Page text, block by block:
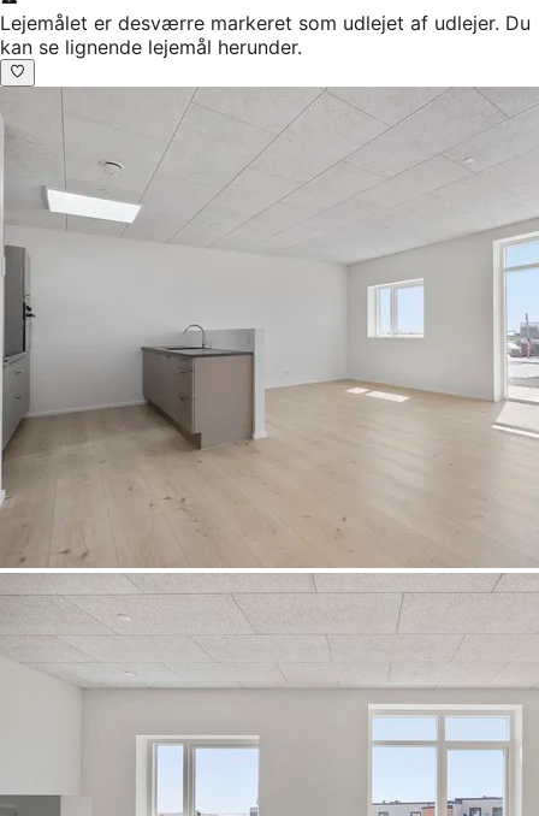
Lejemålet er desværre markeret som udlejet af udlejer. Du
kan se lignende lejemål herunder.